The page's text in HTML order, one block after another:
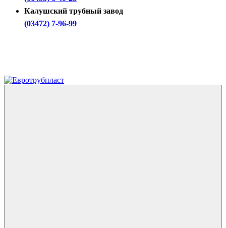
Калушский трубный завод
(03472) 7-96-99